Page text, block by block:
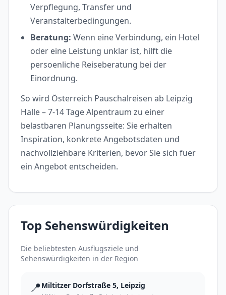
Verpflegung, Transfer und
Veranstalterbedingungen.
Beratung: Wenn eine Verbindung, ein Hotel
oder eine Leistung unklar ist, hilft die
persoenliche Reiseberatung bei der
Einordnung.
So wird Österreich Pauschalreisen ab Leipzig
Halle – 7-14 Tage Alpentraum zu einer
belastbaren Planungsseite: Sie erhalten
Inspiration, konkrete Angebotsdaten und
nachvollziehbare Kriterien, bevor Sie sich fuer
ein Angebot entscheiden.
Top Sehenswürdigkeiten
Die beliebtesten Ausflugsziele und
Sehenswürdigkeiten in der Region
📍 Miltitzer Dorfstraße 5, Leipzig